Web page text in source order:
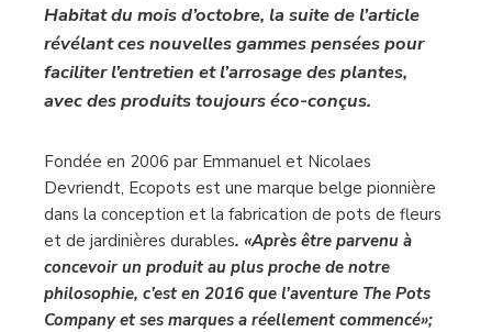
Habitat du mois d’octobre, la suite de l’article
révélant ces nouvelles gammes pensées pour
faciliter l’entretien et l’arrosage des plantes,
avec des produits toujours éco-conçus.
Fondée en 2006 par Emmanuel et Nicolaes
Devriendt, Ecopots est une marque belge pionnière
dans la conception et la fabrication de pots de fleurs
et de jardinières durables. «Après être parvenu à
concevoir un produit au plus proche de notre
philosophie, c’est en 2016 que l’aventure The Pots
Company et ses marques a réellement commencé»;